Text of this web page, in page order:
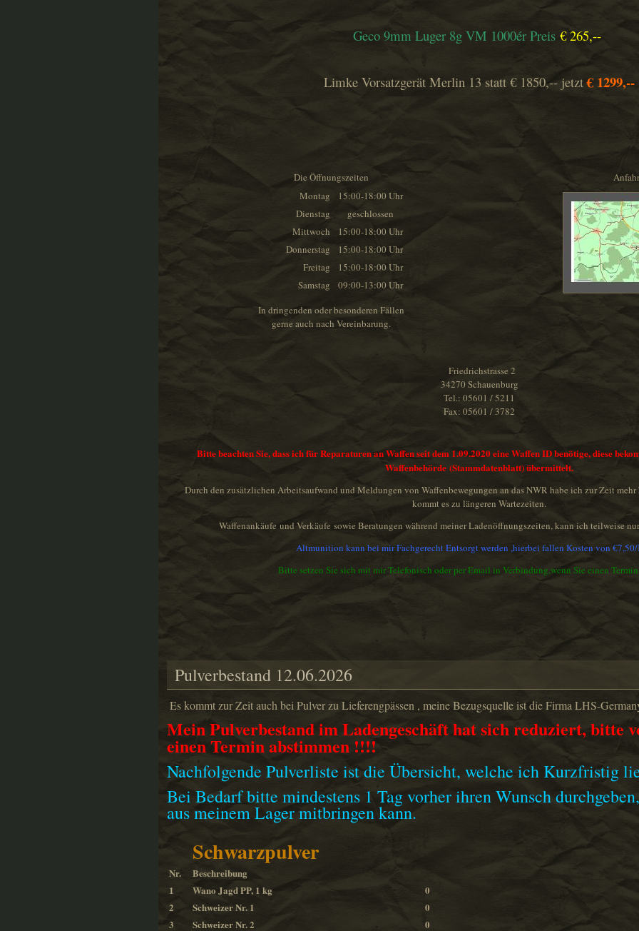
Geco 9mm Luger 8g VM 1000ér Preis € 265,--
Limke Vorsatzgerät Merlin 13 statt € 1850,-- jetzt€ 1299,--
Die Öffnungszeiten
Montag
15:00-18:00 Uhr
Dienstag
geschlossen
Mittwoch
15:00-18:00 Uhr
Donnerstag
15:00-18:00 Uhr
Freitag
15:00-18:00 Uhr
Samstag
09:00-13:00 Uhr
In dringenden oder besonderen Fällen
gerne auch nach Vereinbarung.
Friedrichstrasse 2
34270 Schauenburg
Tel.: 05601 / 5211
Fax: 05601 / 3782
Bitte beachten Sie, dass ich für Reparaturen an Waffen seit dem 1.09.2020 eine Waffen ID benötige, diese
Waffenbehörde (Stammdatenblatt) übermittelt.
Durch den zusätzlichen Arbeitsaufwand und Meldungen von Waffenbewegungen an das NWR habe ich zur Zeit
kommt es zu längeren Wartezeiten.
Waffenankäufe und Verkäufe sowie Beratungen während meiner Ladenöffnungszeiten, kann ich teilweise
Altmunition kann bei mir Fachgerecht Entsorgt werden ,hierbei fallen Kosten von
Bitte setzen Sie sich mit mir Telefonisch oder per Email in Verbindung,wenn Sie einen
Pulverbestand 12.06.2026
Es kommt zur Zeit auch bei Pulver zu Lieferengpässen , meine Bezugsquelle ist die Firma LHS-
Mein Pulverbestand im Ladengeschäft hat sich reduziert, bitte
einen Termin abstimmen !!!!
Nachfolgende Pulverliste ist die Übersicht, welche ich Kurzfristig
Bei Bedarf bitte mindestens 1 Tag vorher ihren Wunsch
aus meinem Lager mitbringen kann.
Schwarzpulver
Nr.
Beschreibung
1
Wano Jagd PP, 1 kg
0
2
Schweizer Nr. 1
0
3
Schweizer Nr. 2
0